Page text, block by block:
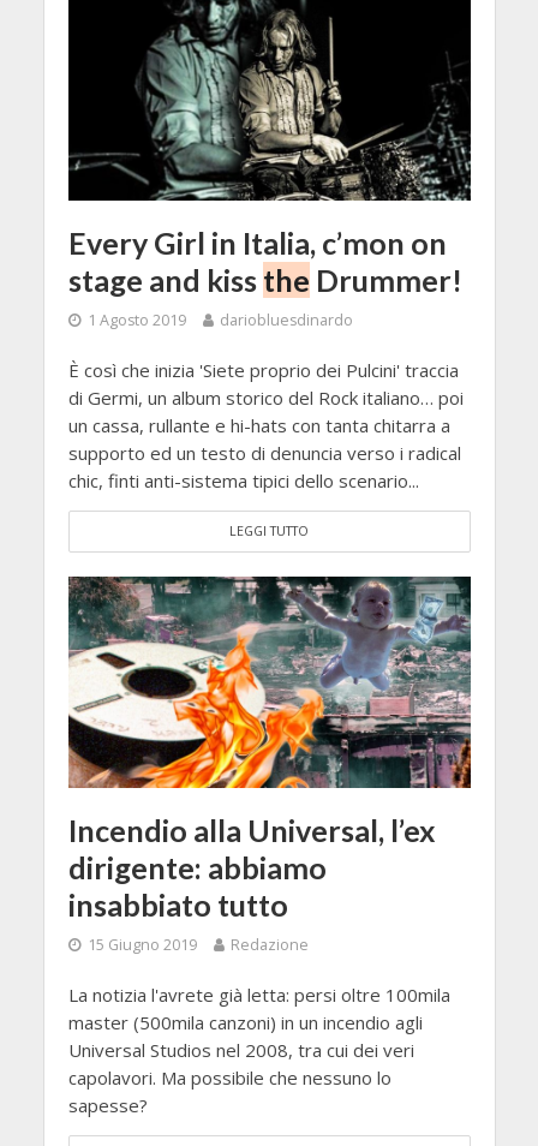
Every Girl in Italia, c’mon on
stage and kiss the Drummer!
1 Agosto 2019 dariobluesdinardo
È così che inizia 'Siete proprio dei Pulcini' traccia
di Germi, un album storico del Rock italiano… poi
un cassa, rullante e hi-hats con tanta chitarra a
supporto ed un testo di denuncia verso i radical
chic, finti anti-sistema tipici dello scenario...
LEGGI TUTTO
Incendio alla Universal, l’ex
dirigente: abbiamo
insabbiato tutto
15 Giugno 2019 Redazione
La notizia l'avrete già letta: persi oltre 100mila
master (500mila canzoni) in un incendio agli
Universal Studios nel 2008, tra cui dei veri
capolavori. Ma possibile che nessuno lo
sapesse?